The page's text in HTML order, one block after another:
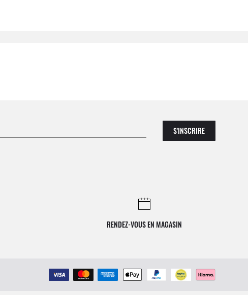
S'INSCRIRE
RENDEZ-VOUS EN MAGASIN